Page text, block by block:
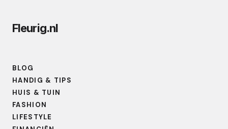
Fleurig.nl
BLOG
HANDIG & TIPS
HUIS & TUIN
FASHION
LIFESTYLE